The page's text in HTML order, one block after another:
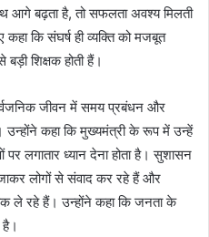
आगे बढ़ता है, तो सफलता अवश्य मिलती
कहा कि संघर्ष ही व्यक्ति को मजबूत
शिक्षक होती हैं।
जीवन में समय प्रबंधन और
उन्होंने कहा कि मुख्यमंत्री के रूप में उन्हें
लगातार ध्यान देना होता है। सुशासन
जाकर लोगों से संवाद कर रहे हैं और
ले रहे हैं। उन्होंने कहा कि जनता के